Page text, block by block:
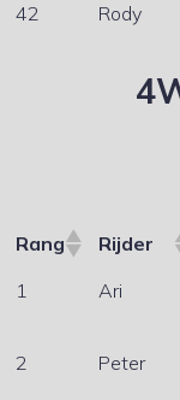
42
Rody
Rang Rijder
1
Ari
2
Peter